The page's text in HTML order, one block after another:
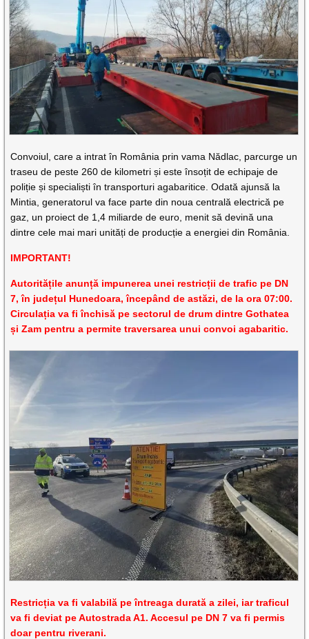
Convoiul, care a intrat în România prin vama Nădlac, parcurge un
traseu de peste 260 de kilometri și este însoțit de echipaje de
poliție și specialiști în transporturi agabaritice. Odată ajunsă la
Mintia, generatorul va face parte din noua centrală electrică pe
gaz, un proiect de 1,4 miliarde de euro, menit să devină una
dintre cele mai mari unități de producție a energiei din România.
IMPORTANT!
Autoritățile anunță impunerea unei restricții de trafic pe DN
7, în județul Hunedoara, începând de astăzi, de la ora 07:00.
Circulația va fi închisă pe sectorul de drum dintre Gothatea
și Zam pentru a permite traversarea unui convoi agabaritic.
Restricția va fi valabilă pe întreaga durată a zilei, iar traficul
va fi deviat pe Autostrada A1. Accesul pe DN 7 va fi permis
doar pentru riverani.